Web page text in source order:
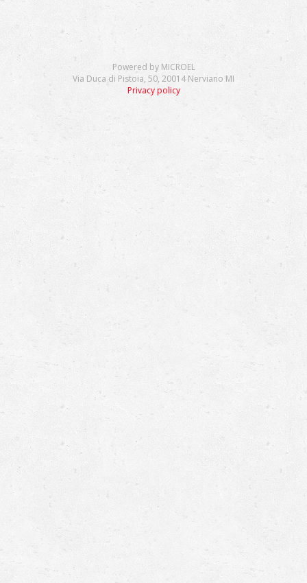
Powered by MICROEL
Via Duca di Pistoia, 50, 20014 Nerviano MI
Privacy policy